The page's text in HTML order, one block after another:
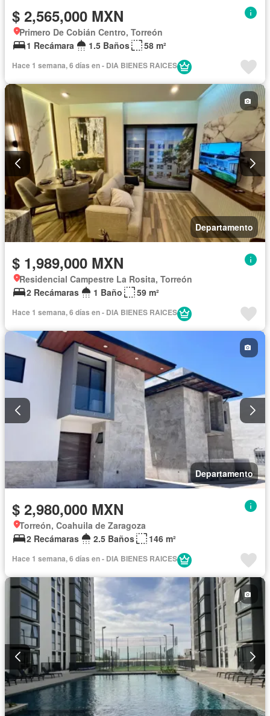
$ 2,565,000 MXN
Primero De Cobián Centro, Torreón
1 Recámara
1.5 Baños 58 m²
Hace 1 semana, 6 días en - DIA BIENES RAICES
Departamento
$ 1,989,000 MXN
Residencial Campestre La Rosita, Torreón
2 Recámaras
1 Baño 59 m²
Hace 1 semana, 6 días en - DIA BIENES RAICES
Departamento
$ 2,980,000 MXN
Torreón, Coahuila de Zaragoza
2 Recámaras
2.5 Baños 146 m²
Hace 1 semana, 6 días en - DIA BIENES RAICES